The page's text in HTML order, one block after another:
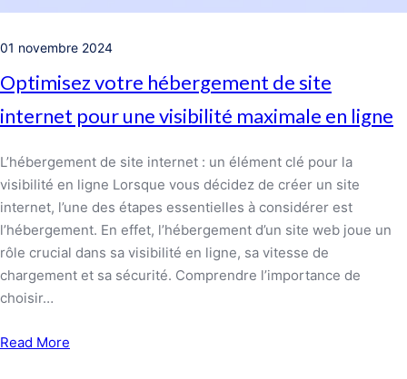
01 novembre 2024
Optimisez votre hébergement de site
internet pour une visibilité maximale en ligne
L’hébergement de site internet : un élément clé pour la
visibilité en ligne Lorsque vous décidez de créer un site
internet, l’une des étapes essentielles à considérer est
l’hébergement. En effet, l’hébergement d’un site web joue un
rôle crucial dans sa visibilité en ligne, sa vitesse de
chargement et sa sécurité. Comprendre l’importance de
choisir…
Read More